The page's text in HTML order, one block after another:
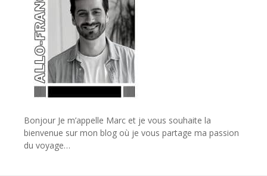
Bonjour Je m’appelle Marc et je vous souhaite la
bienvenue sur mon blog où je vous partage ma passion
du voyage…